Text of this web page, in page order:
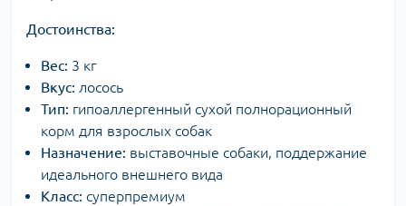
Достоинства:
Вес: 3 кг
Вкус: лосось
Тип: гипоаллергенный сухой полнорационный
корм для взрослых собак
Назначение: выставочные собаки, поддержание
идеального внешнего вида
Класс: суперпремиум